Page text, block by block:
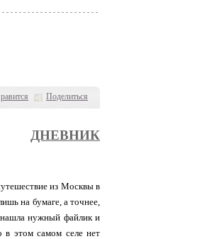
Поделиться
ДНЕВНИК
из Москвы в
на бумаге, а точнее,
нужный файлик и
в этом самом селе нет